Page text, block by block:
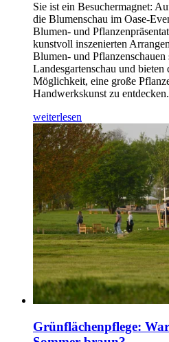
Sie ist ein Besuchermagnet:
die Blumenschau im Oase-
Blumen- und
kunstvoll inszenierten
Blumen- und
Landesgartenschau und bieten
Möglichkeit, eine große
Handwerkskunst zu entdecken.
weiterlesen
Grünflächenpflege: